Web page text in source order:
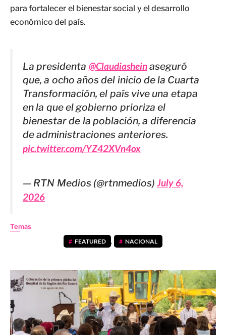
para fortalecer el bienestar social y el desarrollo
económico del país.
La presidenta @Claudiasheinaseguró
que, a ocho años del inicio de la Cuarta
Transformación, el país vive una etapa
en la que el gobierno prioriza el
bienestar de la población, a diferencia
de administraciones anteriores.
pic.twitter.com/YZ42XVn4ox
— RTN Medios (@rtnmedios)July 6,
2026
Temas
FEATURED , NACIONAL